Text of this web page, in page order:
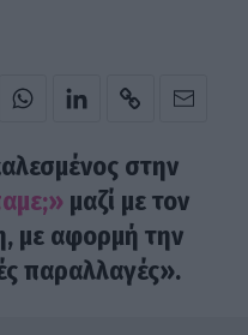
στην
μαζί με τον
με αφορμή την
παραλλαγές».